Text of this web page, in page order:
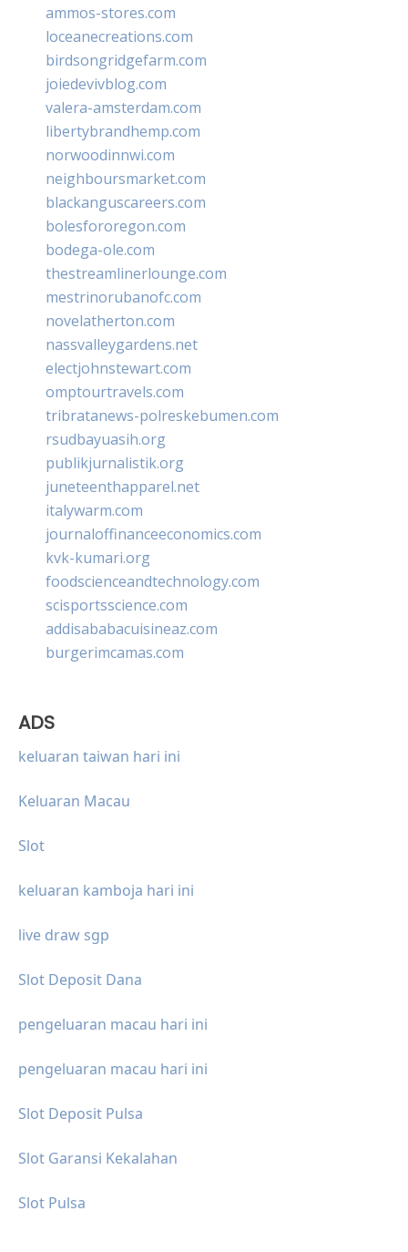
ammos-stores.com
loceanecreations.com
birdsongridgefarm.com
joiedevivblog.com
valera-amsterdam.com
libertybrandhemp.com
norwoodinnwi.com
neighboursmarket.com
blackanguscareers.com
bolesfororegon.com
bodega-ole.com
thestreamlinerlounge.com
mestrinorubanofc.com
novelatherton.com
nassvalleygardens.net
electjohnstewart.com
omptourtravels.com
tribratanews-polreskebumen.com
rsudbayuasih.org
publikjurnalistik.org
juneteenthapparel.net
italywarm.com
journaloffinanceeconomics.com
kvk-kumari.org
foodscienceandtechnology.com
scisportsscience.com
addisababacuisineaz.com
burgerimcamas.com
ADS
keluaran taiwan hari ini
Keluaran Macau
Slot
keluaran kamboja hari ini
live draw sgp
Slot Deposit Dana
pengeluaran macau hari ini
pengeluaran macau hari ini
Slot Deposit Pulsa
Slot Garansi Kekalahan
Slot Pulsa